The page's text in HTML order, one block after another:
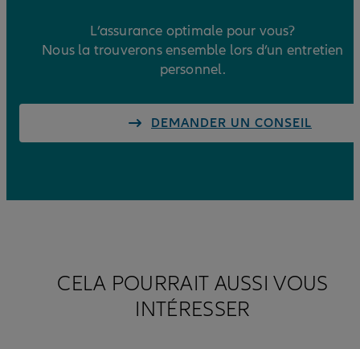
L’assurance optimale pour vous?
Nous la trouverons ensemble lors d’un entretien
personnel.
DEMANDER UN CONSEIL
CELA POURRAIT AUSSI VOUS
INTÉRESSER